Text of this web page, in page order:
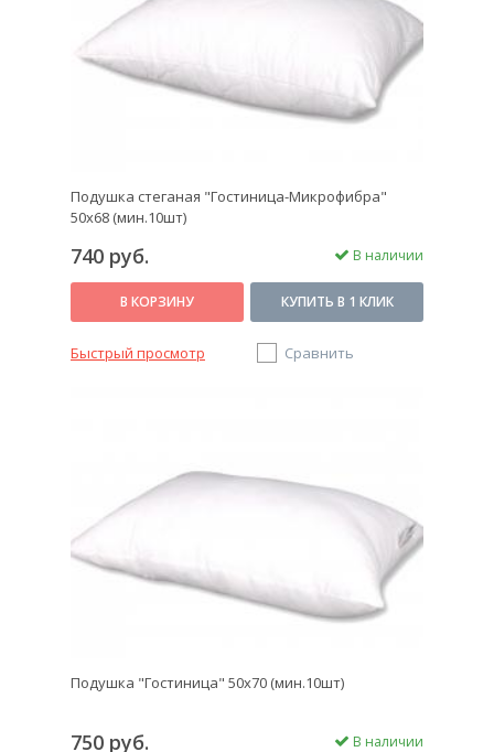
Подушка стеганая "Гостиница-Микрофибра"
50х68 (мин.10шт)
740 руб. В наличии
В КОРЗИНУ КУПИТЬ В 1 КЛИК
Быстрый просмотр Сравнить
Подушка "Гостиница" 50х70 (мин.10шт)
750 руб. В наличии